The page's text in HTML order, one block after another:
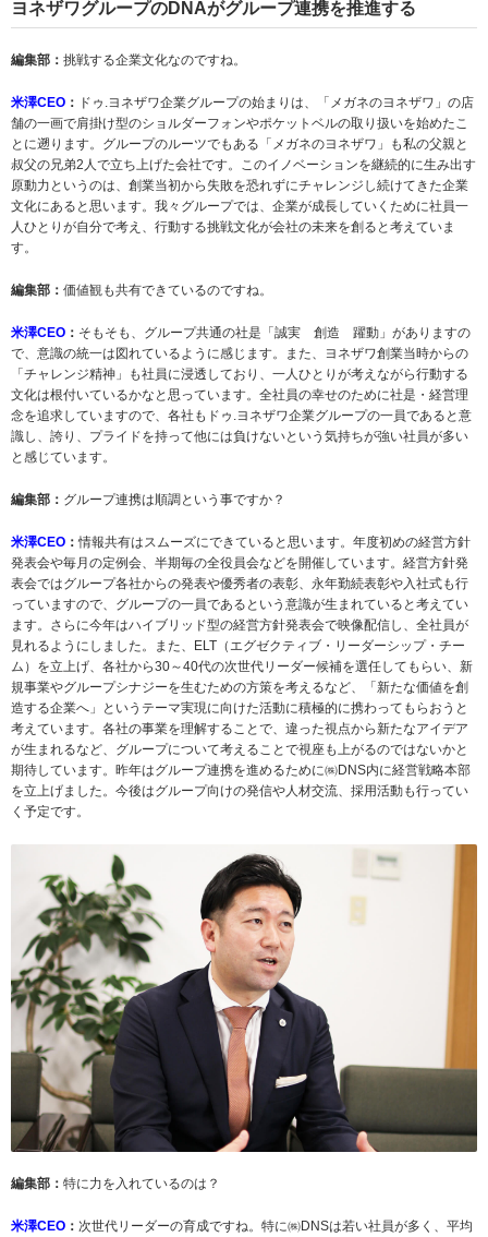
ヨネザワグループのDNAがグループ連携を推進する
編集部： 挑戦する企業文化なのですね。
米澤CEO ： ドゥ.ヨネザワ企業グループの始まりは、「メガネのヨネザワ」の店
舗の一画で肩掛け型のショルダーフォンやポケットベルの取り扱いを始めたこ
とに遡ります。グループのルーツでもある「メガネのヨネザワ」も私の父親と
叔父の兄弟2人で立ち上げた会社です。このイノベーションを継続的に生み出す
原動力というのは、創業当初から失敗を恐れずにチャレンジし続けてきた企業
文化にあると思います。我々グループでは、企業が成長していくために社員一
人ひとりが自分で考え、行動する挑戦文化が会社の未来を創ると考えていま
す。
編集部： 価値観も共有できているのですね。
米澤CEO ： そもそも、グループ共通の社是「誠実 創造 躍動」がありますの
で、意識の統一は図れているように感じます。また、ヨネザワ創業当時からの
「チャレンジ精神」も社員に浸透しており、一人ひとりが考えながら行動する
文化は根付いているかなと思っています。全社員の幸せのために社是・経営理
念を追求していますので、各社もドゥ.ヨネザワ企業グループの一員であると意
識し、誇り、プライドを持って他には負けないという気持ちが強い社員が多い
と感じています。
編集部： グループ連携は順調という事ですか？
米澤CEO ：情報共有はスムーズにできていると思います。年度初めの経営方針
発表会や毎月の定例会、半期毎の全役員会などを開催しています。経営方針発
表会ではグループ各社からの発表や優秀者の表彰、永年勤続表彰や入社式も行
っていますので、グループの一員であるという意識が生まれていると考えてい
ます。さらに今年はハイブリッド型の経営方針発表会で映像配信し、全社員が
見れるようにしました。また、ELT（エグゼクティブ・リーダーシップ・チー
ム）を立上げ、各社から30～40代の次世代リーダー候補を選任してもらい、新
規事業やグループシナジーを生むための方策を考えるなど、「新たな価値を創
造する企業へ」というテーマ実現に向けた活動に積極的に携わってもらおうと
考えています。各社の事業を理解することで、違った視点から新たなアイデア
が生まれるなど、グループについて考えることで視座も上がるのではないかと
期待しています。昨年はグループ連携を進めるために㈱DNS内に経営戦略本部
を立上げました。今後はグループ向けの発信や人材交流、採用活動も行ってい
く予定です。
編集部： 特に力を入れているのは？
米澤CEO ： 次世代リーダーの育成ですね。特に㈱DNSは若い社員が多く、平均